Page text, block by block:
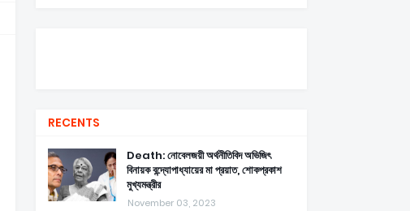
RECENTS
Death: নোবেলজয়ী অর্থনীতিবিদ অভিজিৎ
বিনায়ক বন্দ্যোপাধ্যায়ের মা প্রয়াত, শোকপ্রকাশ
মুখ্যমন্ত্রীর
November 03, 2023